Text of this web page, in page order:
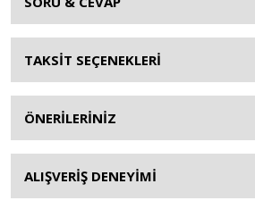
TAKSİT SEÇENEKLERİ
ÖNERİLERİNİZ
ALIŞVERİŞ DENEYİMİ